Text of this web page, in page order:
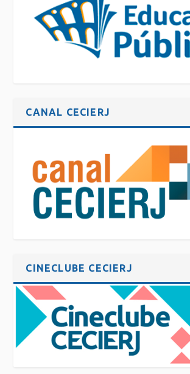
CANAL CECIERJ
CINECLUBE CECIERJ